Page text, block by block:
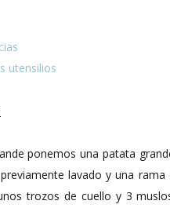
utensilios
ponemos una patata
lavado y una
trozos de cuello y 3